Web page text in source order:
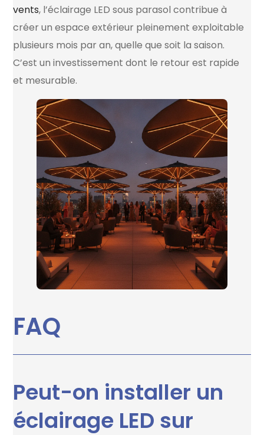
vents, l’éclairage LED sous parasol contribue à
créer un espace extérieur pleinement exploitable
plusieurs mois par an, quelle que soit la saison.
C’est un investissement dont le retour est rapide
et mesurable.
FAQ
Peut-on installer un
éclairage LED sur